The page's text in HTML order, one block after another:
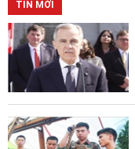
TIN MỚI